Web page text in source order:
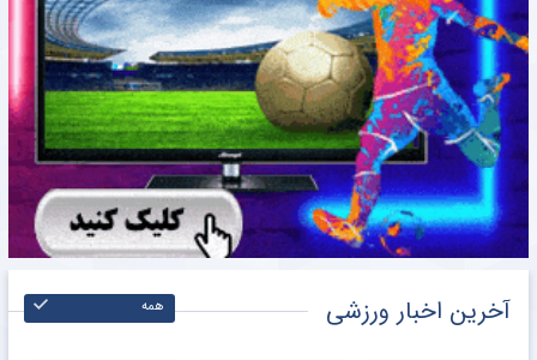
آخرین اخبار ورزشی همه